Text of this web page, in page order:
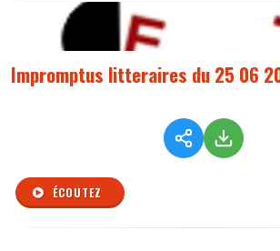
Impromptus litteraires du 25 06
ÉCOUTEZ